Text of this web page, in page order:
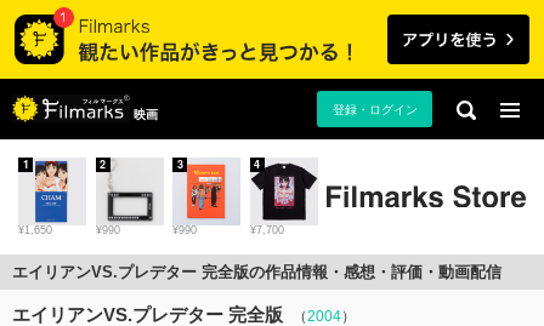
映画 登録・ログイン
¥1,650
1
¥990
2
¥990
3
¥7,700
4
エイリアンVS.プレデター 完全版の作品情報・感想・評価・動画配信
エイリアンVS.プレデター 完全版 （2004）